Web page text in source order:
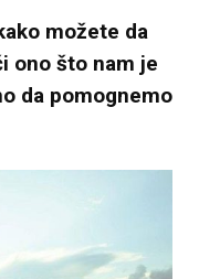
možete da
ono što nam je
da pomognemo